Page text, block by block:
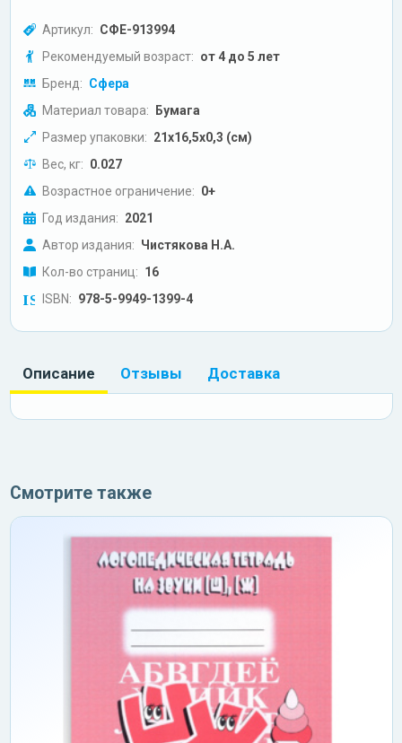
Артикул: СФЕ-913994
Рекомендуемый возраст: от 4 до 5 лет
Бренд: Сфера
Материал товара: Бумага
Размер упаковки: 21х16,5х0,3 (см)
Вес, кг: 0.027
Возрастное ограничение: 0+
Год издания: 2021
Автор издания: Чистякова Н.А.
Кол-во страниц: 16
ISBN: 978-5-9949-1399-4
Описание Отзывы Доставка
Смотрите также